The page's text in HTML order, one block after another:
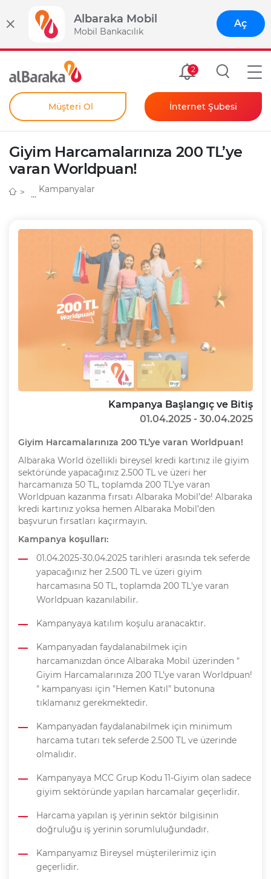
Albaraka Mobil
Mobil Bankacılık
Aç
Size Özel
2
Müşteri Ol
Kendim İçin
Şahıs Firmam İçin
İnternet Şubesi
Bireysel
Kurumsal
Giyim Harcamalarınıza 200 TL’ye
varan Worldpuan!
Kampanyalar
Kampanya Başlangıç ve Bitiş
01.04.2025 - 30.04.2025
Giyim Harcamalarınıza 200 TL’ye varan Worldpuan!
Albaraka World özellikli bireysel kredi kartınız ile giyim
sektöründe yapacağınız 2.500 TL ve üzeri her
harcamanıza 50 TL, toplamda 200 TL’ye varan
Worldpuan kazanma fırsatı Albaraka Mobil’de! Albaraka
kredi kartınız yoksa hemen Albaraka Mobil’den
başvurun fırsatları kaçırmayın.
Kampanya koşulları:
01.04.2025-30.04.2025 tarihleri arasında tek seferde
yapacağınız her 2.500 TL ve üzeri giyim
harcamasına 50 TL, toplamda 200 TL'ye varan
Worldpuan kazanılabilir.
Kampanyaya katılım koşulu aranacaktır.
Kampanyadan faydalanabilmek için
harcamanızdan önce Albaraka Mobil üzerinden "
Giyim Harcamalarınıza 200 TL’ye varan Worldpuan!
" kampanyası için "Hemen Katıl" butonuna
tıklamanız gerekmektedir.
Kampanyadan faydalanabilmek için minimum
harcama tutarı tek seferde 2.500 TL ve üzerinde
olmalıdır.
Kampanyaya MCC Grup Kodu 11-Giyim olan sadece
giyim sektöründe yapılan harcamalar geçerlidir.
Harcama yapılan iş yerinin sektör bilgisinin
doğruluğu iş yerinin sorumluluğundadır.
Kampanyamız Bireysel müşterilerimiz için
geçerlidir.